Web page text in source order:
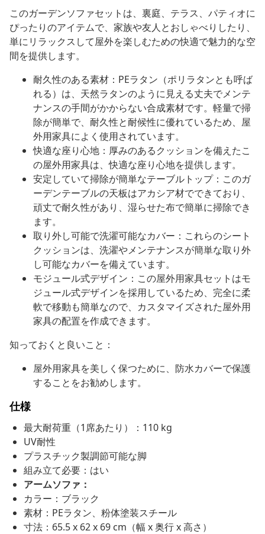
このガーデンソファセットは、裏庭、テラス、パティオに
ぴったりのアイテムで、家族や友人とおしゃべりしたり、
単にリラックスして屋外を楽しむための快適で魅力的な空
間を提供します。
耐久性のある素材：PEラタン（ポリラタンとも呼ば
れる）は、天然ラタンのように見える丈夫でメンテ
ナンスの手間がかからない合成素材です。軽量で掃
除が簡単で、耐久性と耐候性に優れているため、屋
外用家具によく使用されています。
快適な座り心地：厚みのあるクッションを備えたこ
の屋外用家具は、快適な座り心地を提供します。
安定していて掃除が簡単なテーブルトップ：このガ
ーデンテーブルの天板はアカシア材でできており、
頑丈で耐久性があり、湿らせた布で簡単に掃除でき
ます。
取り外し可能で洗濯可能なカバー：これらのシート
クッションは、洗濯やメンテナンスが簡単な取り外
し可能なカバーを備えています。
モジュール式デザイン：この屋外用家具セットはモ
ジュール式デザインを採用しているため、完全に柔
軟で移動も簡単なので、カスタマイズされた屋外用
家具の配置を作成できます。
知っておくと良いこと：
屋外用家具を美しく保つために、防水カバーで保護
することをお勧めします。
仕様
最大耐荷重（1席あたり）：110 kg
UV耐性
プラスチック製調節可能な脚
組み立て必要：はい
アームソファ：
カラー：ブラック
素材：PEラタン、粉体塗装スチール
寸法：65.5 x 62 x 69 cm（幅 x 奥行 x 高さ）